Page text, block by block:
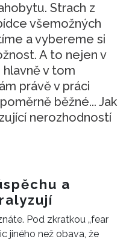
Strach z
všemožných
a vybereme si
A to nejen v
v tom
právě v práci
běžné... Jak
nerozhodností
a
Pod zkratkou „fear
jiného než obava, že